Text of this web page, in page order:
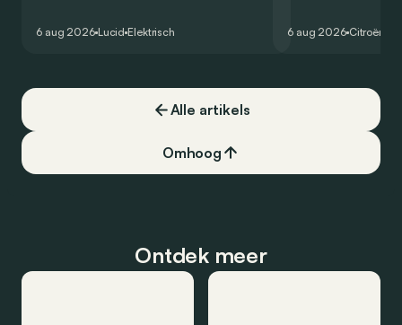
constructeur vervoegen.
6 aug 2026 Lucid Elektrisch
dat ook gelukt?
6 aug 2026 Citroën
Alle artikels
Omhoog
Ontdek meer